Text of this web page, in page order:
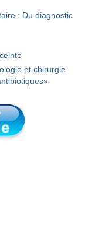
: Du diagnostic
et chirurgie